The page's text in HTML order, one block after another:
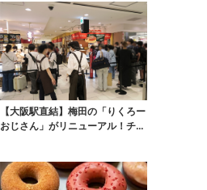
【大阪駅直結】梅田の「りくろー
おじさん」がリニューアル！チー